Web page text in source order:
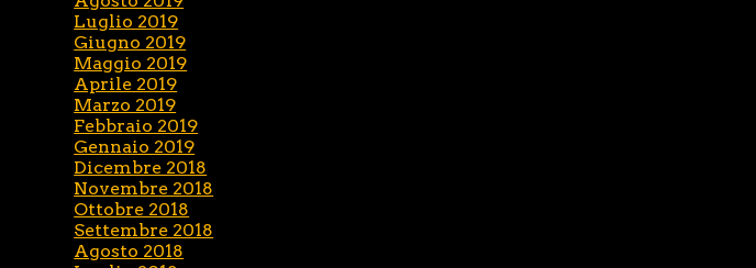
Luglio 2019
Giugno 2019
Maggio 2019
Aprile 2019
Marzo 2019
Febbraio 2019
Gennaio 2019
Dicembre 2018
Novembre 2018
Ottobre 2018
Settembre 2018
Agosto 2018